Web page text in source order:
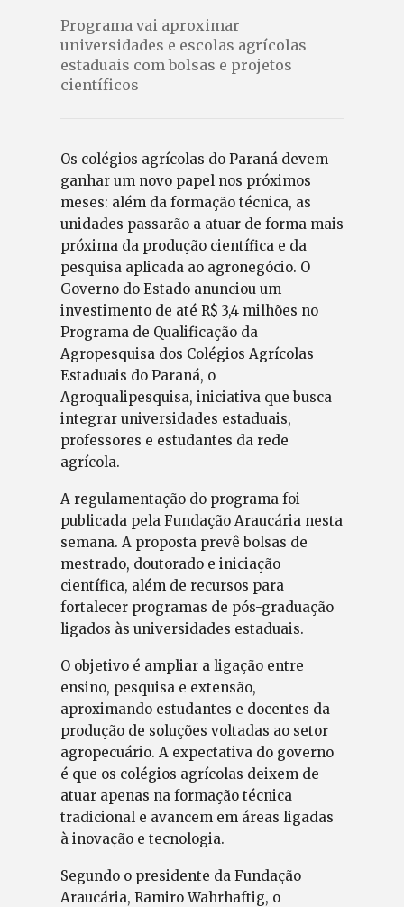
Programa vai aproximar
universidades e escolas agrícolas
estaduais com bolsas e projetos
científicos
Os colégios agrícolas do Paraná devem
ganhar um novo papel nos próximos
meses: além da formação técnica, as
unidades passarão a atuar de forma mais
próxima da produção científica e da
pesquisa aplicada ao agronegócio. O
Governo do Estado anunciou um
investimento de até R$ 3,4 milhões no
Programa de Qualificação da
Agropesquisa dos Colégios Agrícolas
Estaduais do Paraná, o
Agroqualipesquisa, iniciativa que busca
integrar universidades estaduais,
professores e estudantes da rede
agrícola.
A regulamentação do programa foi
publicada pela Fundação Araucária nesta
semana. A proposta prevê bolsas de
mestrado, doutorado e iniciação
científica, além de recursos para
fortalecer programas de pós-graduação
ligados às universidades estaduais.
O objetivo é ampliar a ligação entre
ensino, pesquisa e extensão,
aproximando estudantes e docentes da
produção de soluções voltadas ao setor
agropecuário. A expectativa do governo
é que os colégios agrícolas deixem de
atuar apenas na formação técnica
tradicional e avancem em áreas ligadas
à inovação e tecnologia.
Segundo o presidente da Fundação
Araucária, Ramiro Wahrhaftig, o